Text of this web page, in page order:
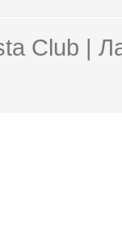
Club |